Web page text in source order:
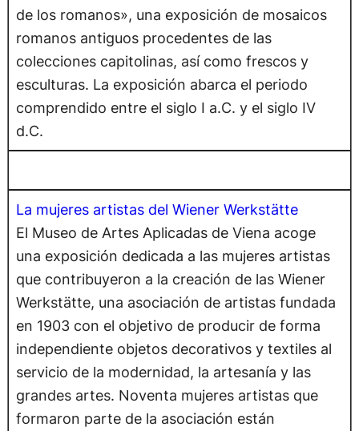
de los romanos», una exposición de mosaicos
romanos antiguos procedentes de las
colecciones capitolinas, así como frescos y
esculturas. La exposición abarca el periodo
comprendido entre el siglo I a.C. y el siglo IV
d.C.
La mujeres artistas del Wiener Werkstätte
El Museo de Artes Aplicadas de Viena acoge
una exposición dedicada a las mujeres artistas
que contribuyeron a la creación de las Wiener
Werkstätte, una asociación de artistas fundada
en 1903 con el objetivo de producir de forma
independiente objetos decorativos y textiles al
servicio de la modernidad, la artesanía y las
grandes artes. Noventa mujeres artistas que
formaron parte de la asociación están